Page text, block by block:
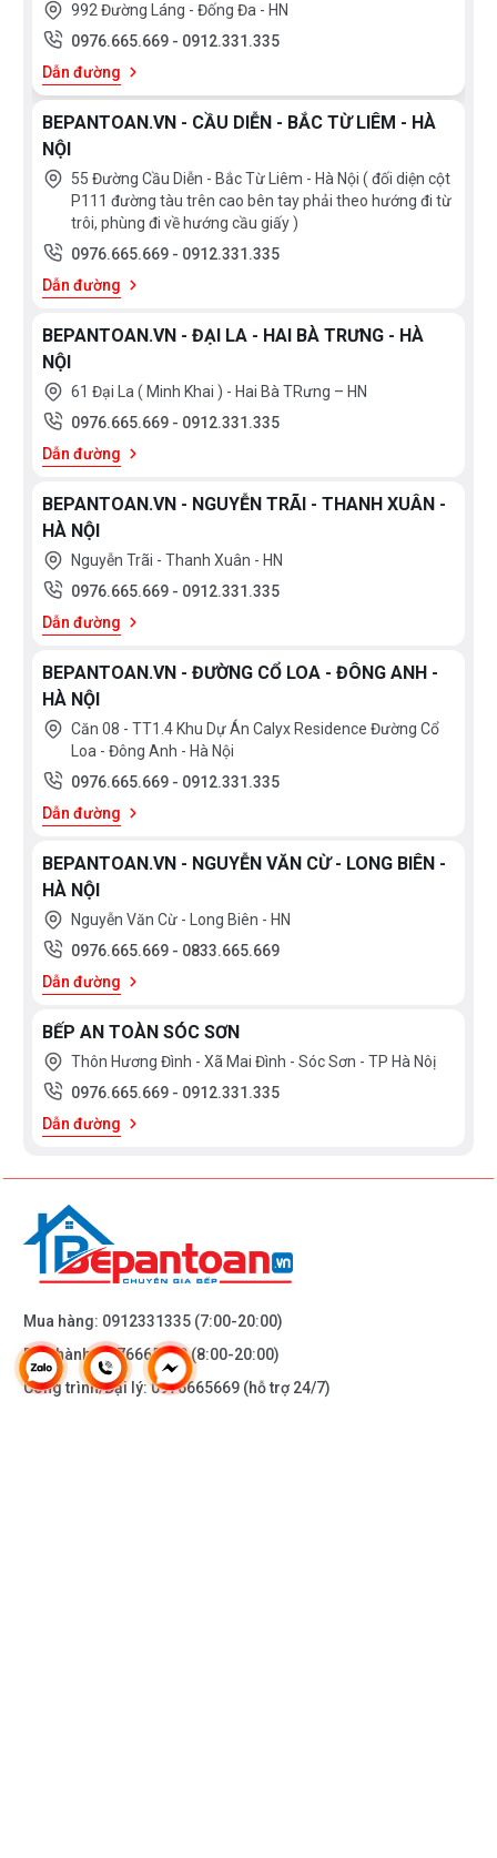
992 Đường Láng - Đống Đa - HN
0976.665.669 - 0912.331.335
Dẫn đường
BEPANTOAN.VN - CẦU DIỄN - BẮC TỪ LIÊM - HÀ
NỘI
55 Đường Cầu Diễn - Bắc Từ Liêm - Hà Nội ( đối diện cột
P111 đường tàu trên cao bên tay phải theo hướng đi từ
trôi, phùng đi về hướng cầu giấy )
0976.665.669 - 0912.331.335
Dẫn đường
BEPANTOAN.VN - ĐẠI LA - HAI BÀ TRƯNG - HÀ
NỘI
61 Đại La ( Minh Khai ) - Hai Bà TRưng – HN
0976.665.669 - 0912.331.335
Dẫn đường
BEPANTOAN.VN - NGUYỄN TRÃI - THANH XUÂN -
HÀ NỘI
Nguyễn Trãi - Thanh Xuân - HN
0976.665.669 - 0912.331.335
Dẫn đường
BEPANTOAN.VN - ĐƯỜNG CỔ LOA - ĐÔNG ANH -
HÀ NỘI
Căn 08 - TT1.4 Khu Dự Án Calyx Residence Đường Cổ
Loa - Đông Anh - Hà Nội
0976.665.669 - 0912.331.335
Dẫn đường
BEPANTOAN.VN - NGUYỄN VĂN CỪ - LONG BIÊN -
HÀ NỘI
Nguyễn Văn Cừ - Long Biên - HN
0976.665.669 - 0833.665.669
Dẫn đường
BẾP AN TOÀN SÓC SƠN
Thôn Hương Đình - Xã Mai Đình - Sóc Sơn - TP Hà Nôị
0976.665.669 - 0912.331.335
Dẫn đường
Mua hàng: 0912331335 (7:00-20:00)
Bảo hành:0976665669(8:00-20:00)
Công trình/Đại lý:0976665669 (hỗ trợ 24/7)